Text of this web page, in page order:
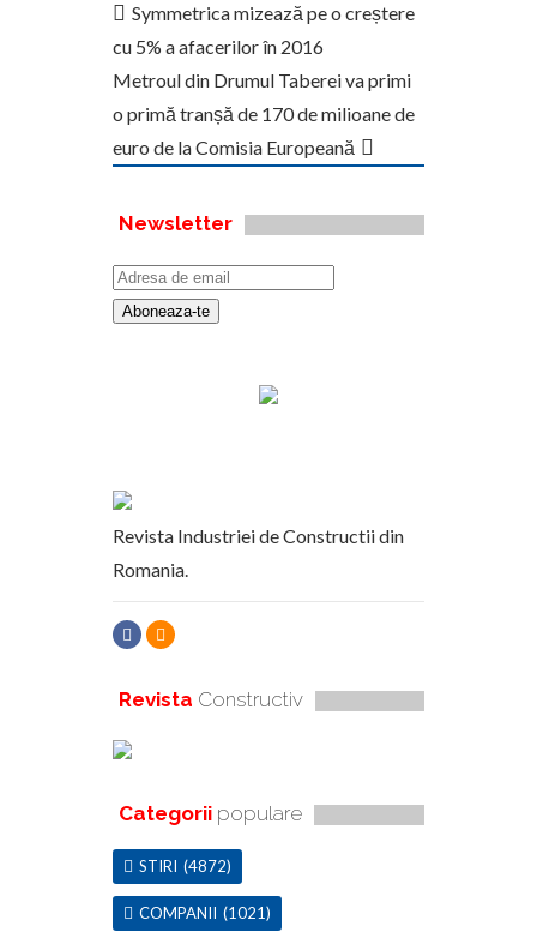
Symmetrica mizează pe o creștere
cu 5% a afacerilor în 2016
Metroul din Drumul Taberei va primi
o primă tranșă de 170 de milioane de
euro de la Comisia Europeană
Newsletter
Revista Industriei de Constructii din
Romania.
Revista Constructiv
Categorii populare
STIRI (4872)
COMPANII (1021)